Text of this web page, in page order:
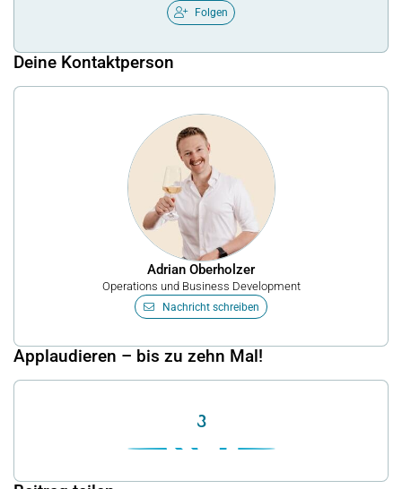
Folgen
Deine Kontaktperson
Adrian Oberholzer
Operations und Business Development
Nachricht schreiben
Applaudieren – bis zu zehn Mal!
8